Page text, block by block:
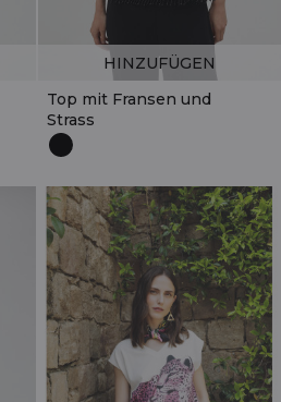
Top mit Fransen und
Strass
HINZUFÜGEN